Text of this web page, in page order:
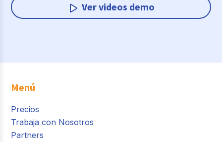
Ver videos demo
Menú
Precios
Trabaja con Nosotros
Partners